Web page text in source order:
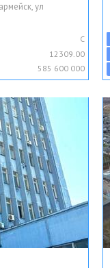
ул
C
12309.00
585 600 000